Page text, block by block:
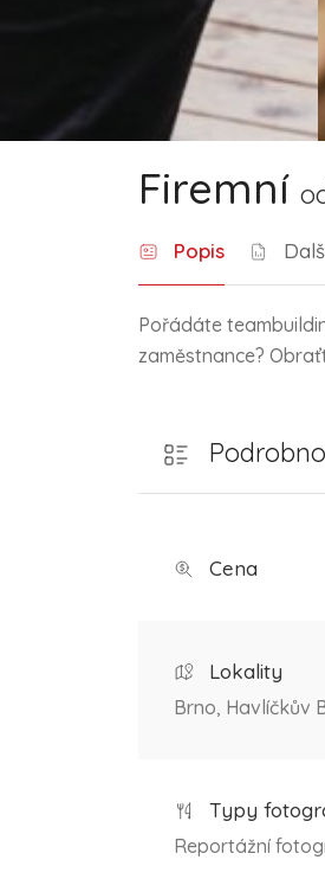
Firemní
Popis
Pořádáte
zaměstnance?
Cena
Lokality
Brno, Havlíčkův
Typy
Reportážní